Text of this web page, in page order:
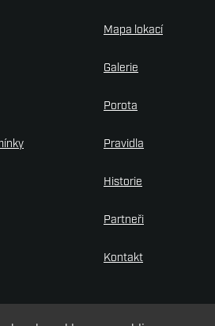
Mapa lokací
Galerie
Porota
Pravidla
Historie
Partneři
Kontakt